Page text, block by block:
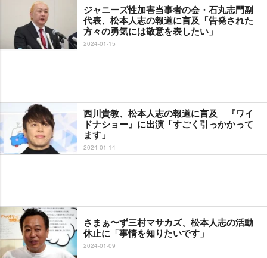
ジャニーズ性加害当事者の会・石丸志門副
代表、松本人志の報道に言及「告発された
方々の勇気には敬意を表したい」
2024-01-15
西川貴教、松本人志の報道に言及 『ワイ
ドナショー』に出演「すごく引っかかって
ます」
2024-01-14
さまぁ〜ず三村マサカズ、松本人志の活動
休止に「事情を知りたいです」
2024-01-09